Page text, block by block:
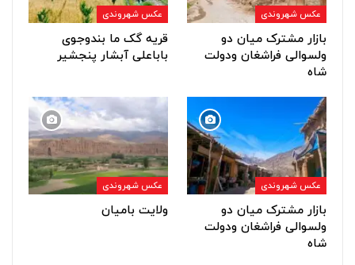
عکس شهروندی
بازار مشترک میان دو
ولسوالی فراشغان ودولت
شاه
عکس شهروندی
قریه گک ما بندوجوی
باباعلی آبشار پنجشیر
عکس شهروندی
بازار مشترک میان دو
ولسوالی فراشغان ودولت
شاه
عکس شهروندی
ولایت بامیان